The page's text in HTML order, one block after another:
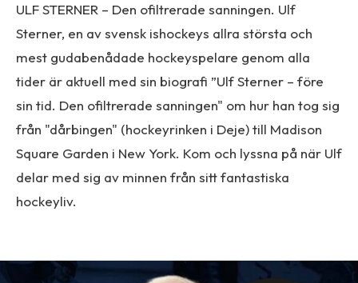
ULF STERNER – Den ofiltrerade sanningen. Ulf
Sterner, en av svensk ishockeys allra största och
mest gudabenådade hockeyspelare genom alla
tider är aktuell med sin biografi ”Ulf Sterner – före
sin tid. Den ofiltrerade sanningen" om hur han tog sig
från "dårbingen" (hockeyrinken i Deje) till Madison
Square Garden i New York. Kom och lyssna på när Ulf
delar med sig av minnen från sitt fantastiska
hockeyliv.